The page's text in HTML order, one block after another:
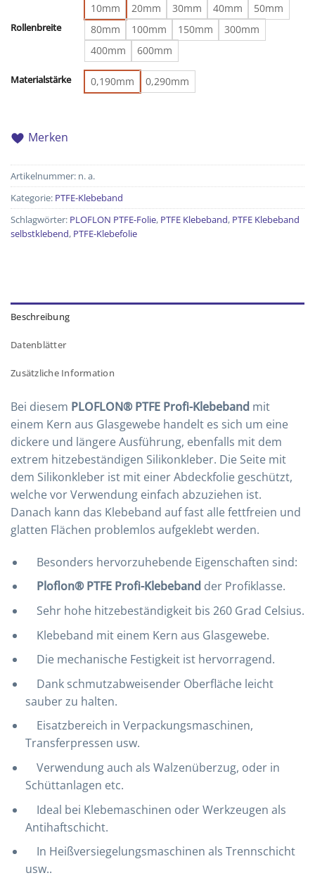
Rollenbreite
10mm 20mm 30mm 40mm
50mm
80mm
100mm 150mm
300mm
400mm
600mm
Materialstärke 0,190mm 0,290mm
Merken
Artikelnummer: n. a.
Kategorie: PTFE-Klebeband
Schlagwörter: PLOFLON PTFE-Folie, PTFE Klebeband, PTFE Klebeband
selbstklebend, PTFE-Klebefolie
Beschreibung
Datenblätter
Zusätzliche Information
Bei diesem PLOFLON® PTFE Profi-Klebeband mit
einem Kern aus Glasgewebe handelt es sich um eine
dickere und längere Ausführung, ebenfalls mit dem
extrem hitzebeständigen Silikonkleber. Die Seite mit
dem Silikonkleber ist mit einer Abdeckfolie geschützt,
welche vor Verwendung einfach abzuziehen ist.
Danach kann das Klebeband auf fast alle fettfreien und
glatten Flächen problemlos aufgeklebt werden.
Besonders hervorzuhebende Eigenschaften sind:
Ploflon® PTFE Profi-Klebebandder Profiklasse.
Sehr hohe hitzebeständigkeit bis 260 Grad Celsius.
Klebeband mit einem Kern aus Glasgewebe.
Die mechanische Festigkeit ist hervorragend.
Dank schmutzabweisender Oberfläche leicht
sauber zu halten.
Eisatzbereich in Verpackungsmaschinen,
Transferpressen usw.
Verwendung auch als Walzenüberzug, oder in
Schüttanlagen etc.
Ideal bei Klebemaschinen oder Werkzeugen als
Antihaftschicht.
In Heißversiegelungsmaschinen als Trennschicht
usw..